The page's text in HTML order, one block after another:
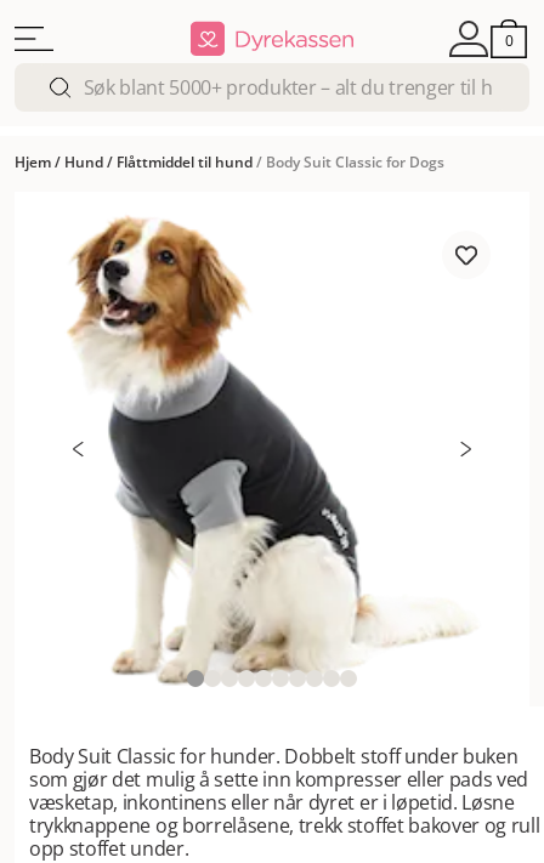
0
Hjem/ Hund/ Flåttmiddel til hund/ Body Suit Classic for Dogs
Body Suit Classic for hunder. Dobbelt stoff under buken
som gjør det mulig å sette inn kompresser eller pads ved
væsketap, inkontinens eller når dyret er i løpetid. Løsne
trykknappene og borrelåsene, trekk stoffet bakover og rull
opp stoffet under.